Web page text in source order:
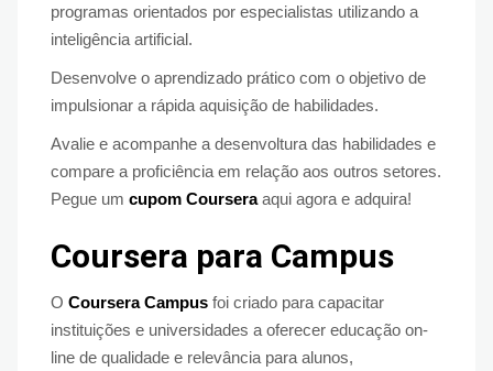
programas orientados por especialistas utilizando a
inteligência artificial.
Desenvolve o aprendizado prático com o objetivo de
impulsionar a rápida aquisição de habilidades.
Avalie e acompanhe a desenvoltura das habilidades e
compare a proficiência em relação aos outros setores.
Pegue um cupom Courseraaqui agora e adquira!
Coursera para Campus
O Coursera Campus foi criado para capacitar
instituições e universidades a oferecer educação on-
line de qualidade e relevância para alunos,